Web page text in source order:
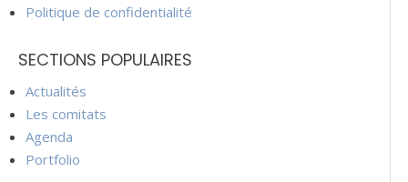
Politique de confidentialité
SECTIONS POPULAIRES
Actualités
Les comitats
Agenda
Portfolio